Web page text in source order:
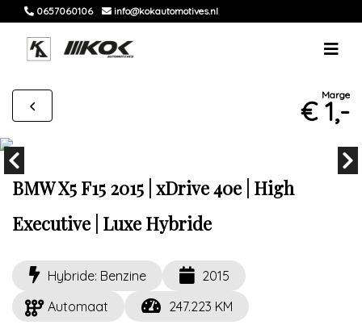
0657060106 info@kokautomotives.nl
Marge
€ 1,-
BMW X5 F15 2015 | xDrive 40e | High
Executive | Luxe Hybride
Hybride: Benzine
2015
Automaat
247.223 KM